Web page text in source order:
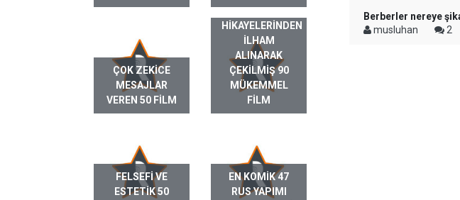
ÇOK ZEKICE
MESAJLAR
VEREN 50 FILM
GERÇEK HAYAT
HIKAYELERINDEN
ILHAM
ALINARAK
ÇEKILMIŞ 90
MÜKEMMEL
FILM
FELSEFI VE
ESTETIK 50
EN KOMIK 47
RUS YAPIMI
Berberler nereye
musluhan
2